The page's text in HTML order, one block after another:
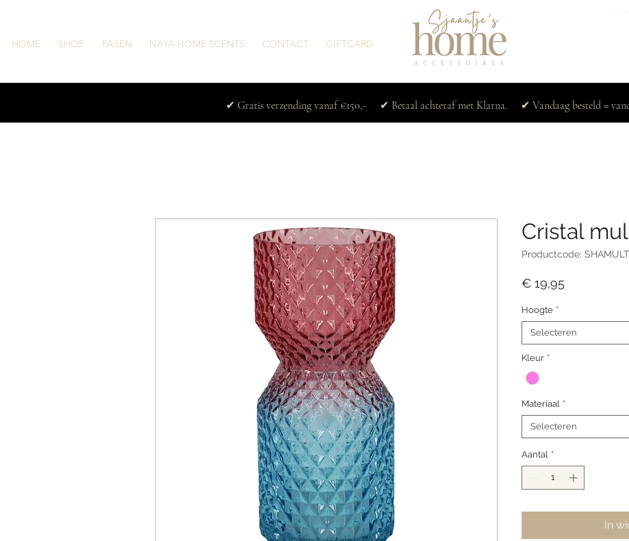
HOME SHOP PASEN NAYA HOME SCENTS CONTACT GIFTCARD
✔ Gratis verzending vanaf €150,- ✔ Betaal achteraf met Klarna. ✔ Vandaag besteld =
Cristal
Productcode:
€ 19,95Prijs
Hoogte *
Selecteren
Kleur *
Materiaal *
Selecteren
Aantal *
In